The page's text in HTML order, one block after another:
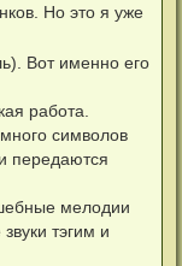
Но это я уже
Вот именно его
работа.
символов
передаются
мелодии
тэгим и